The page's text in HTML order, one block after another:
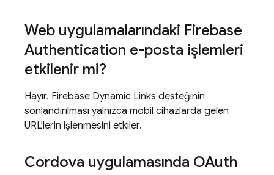
Web uygulamalarındaki Firebase
Authentication e-posta işlemleri
etkilenir mi?
Hayır. Firebase Dynamic Links desteğinin
sonlandırılması yalnızca mobil cihazlarda gelen
URL'lerin işlenmesini etkiler.
Cordova uygulamasında OAuth